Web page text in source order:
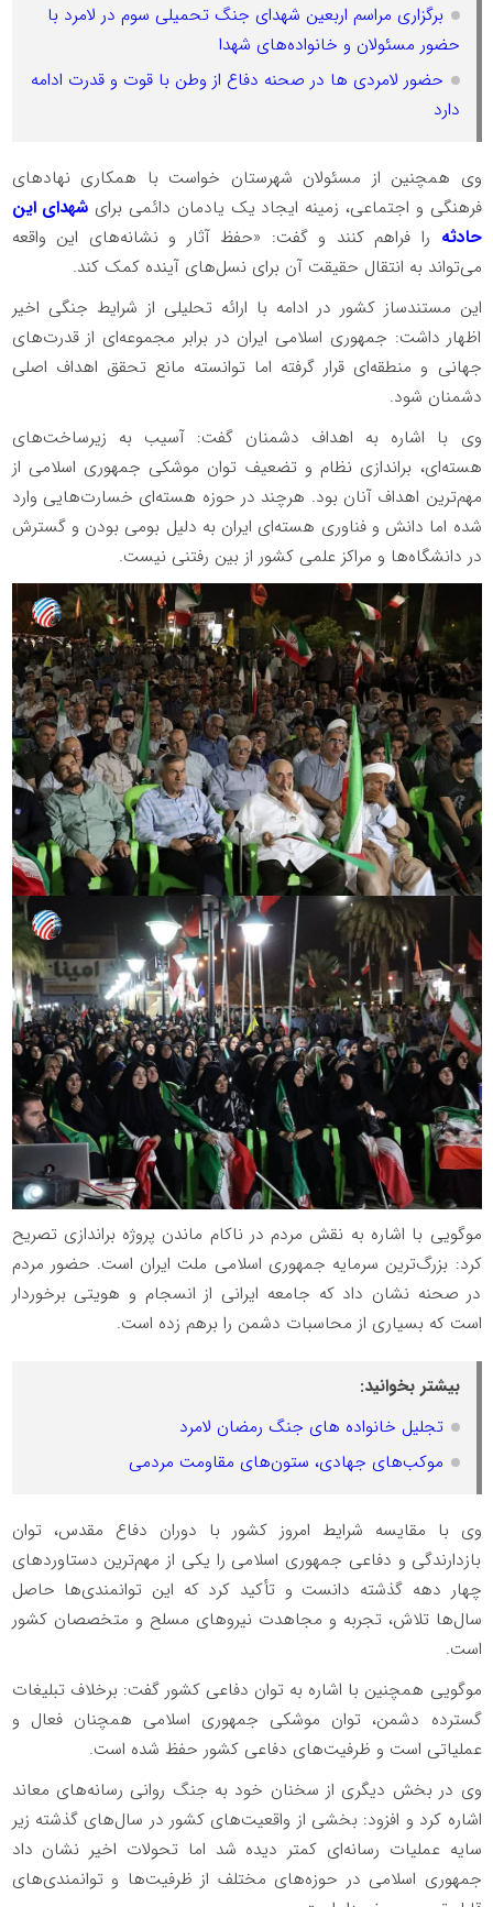
برگزاری مراسم اربعین شهدای جنگ تحمیلی سوم در لامرد با
حضور مسئولان و خانواده‌های شهدا
حضور لامردی ها در صحنه دفاع از وطن با قوت و قدرت ادامه
دارد
وی همچنین از مسئولان شهرستان خواست با همکاری نهادهای
فرهنگی و اجتماعی، زمینه ایجاد یک یادمان دائمی برای شهدای این
حادثه را فراهم کنند و گفت: «حفظ آثار و نشانه‌های این واقعه
می‌تواند به انتقال حقیقت آن برای نسل‌های آینده کمک کند.
این مستندساز کشور در ادامه با ارائه تحلیلی از شرایط جنگی اخیر
اظهار داشت: جمهوری اسلامی ایران در برابر مجموعه‌ای از قدرت‌های
جهانی و منطقه‌ای قرار گرفته اما توانسته مانع تحقق اهداف اصلی
دشمنان شود.
وی با اشاره به اهداف دشمنان گفت: آسیب به زیرساخت‌های
هسته‌ای، براندازی نظام و تضعیف توان موشکی جمهوری اسلامی از
مهم‌ترین اهداف آنان بود. هرچند در حوزه هسته‌ای خسارت‌هایی وارد
شده اما دانش و فناوری هسته‌ای ایران به دلیل بومی بودن و گسترش
در دانشگاه‌ها و مراکز علمی کشور از بین رفتنی نیست.
موگویی با اشاره به نقش مردم در ناکام ماندن پروژه براندازی تصریح
کرد: بزرگ‌ترین سرمایه جمهوری اسلامی ملت ایران است. حضور مردم
در صحنه نشان داد که جامعه ایرانی از انسجام و هویتی برخوردار
است که بسیاری از محاسبات دشمن را برهم زده است.
بیشتر بخوانید:
تجلیل خانواده های جنگ رمضان لامرد
موکب‌های جهادی، ستون‌های مقاومت مردمی
وی با مقایسه شرایط امروز کشور با دوران دفاع مقدس، توان
بازدارندگی و دفاعی جمهوری اسلامی را یکی از مهم‌ترین دستاوردهای
چهار دهه گذشته دانست و تأکید کرد که این توانمندی‌ها حاصل
سال‌ها تلاش، تجربه و مجاهدت نیروهای مسلح و متخصصان کشور
است.
موگویی همچنین با اشاره به توان دفاعی کشور گفت: برخلاف تبلیغات
گسترده دشمن، توان موشکی جمهوری اسلامی همچنان فعال و
عملیاتی است و ظرفیت‌های دفاعی کشور حفظ شده است.
وی در بخش دیگری از سخنان خود به جنگ روانی رسانه‌های معاند
اشاره کرد و افزود: بخشی از واقعیت‌های کشور در سال‌های گذشته زیر
سایه عملیات رسانه‌ای کمتر دیده شد اما تحولات اخیر نشان داد
جمهوری اسلامی در حوزه‌های مختلف از ظرفیت‌ها و توانمندی‌های